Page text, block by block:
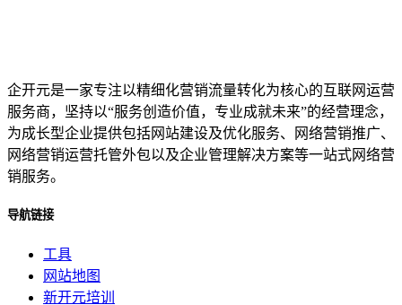
企开元是一家专注以精细化营销流量转化为核心的互联网运营
服务商，坚持以“服务创造价值，专业成就未来”的经营理念，
为成长型企业提供包括网站建设及优化服务、网络营销推广、
网络营销运营托管外包以及企业管理解决方案等一站式网络营
销服务。
导航链接
工具
网站地图
新开元培训